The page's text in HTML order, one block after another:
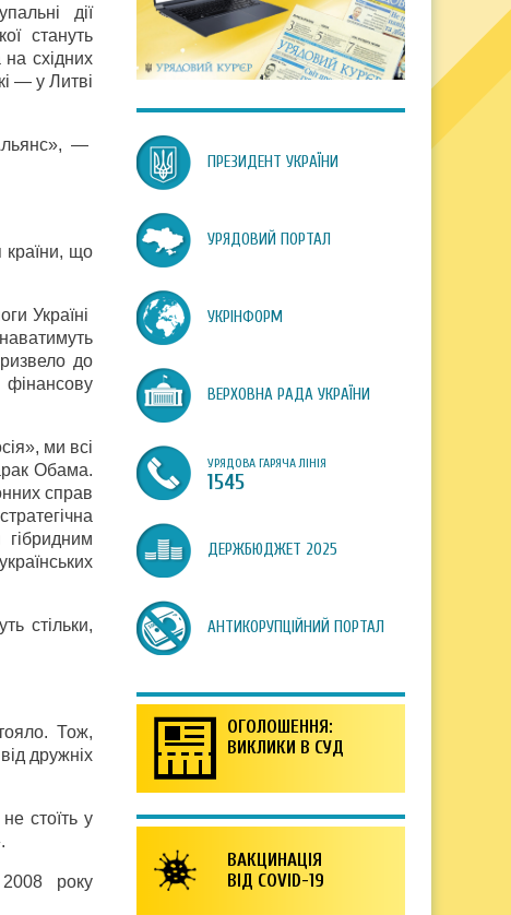
дії
стануть
східних
— у Литві
—
країни, що
Україні
до
ми всі
Обама.
справ
стільки,
Тож,
дружніх
стоїть у
року
ПРЕЗИДЕНТ УКРАЇНИ
УРЯДОВИЙ ПОРТАЛ
УКРІНФОРМ
ВЕРХОВНА РАДА УКРАЇНИ
УРЯДОВА ГАРЯЧА ЛІНІЯ
1545
ДЕРЖБЮДЖЕТ 2025
АНТИКОРУПЦІЙНИЙ ПОРТАЛ
ОГОЛОШЕННЯ:
ВИКЛИКИ В СУД
ВАКЦИНАЦІЯ
ВІД COVID-19